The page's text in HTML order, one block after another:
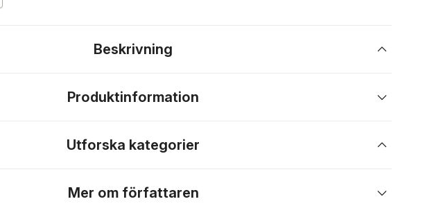
Beskrivning
Produktinformation
Utforska kategorier
Mer om författaren